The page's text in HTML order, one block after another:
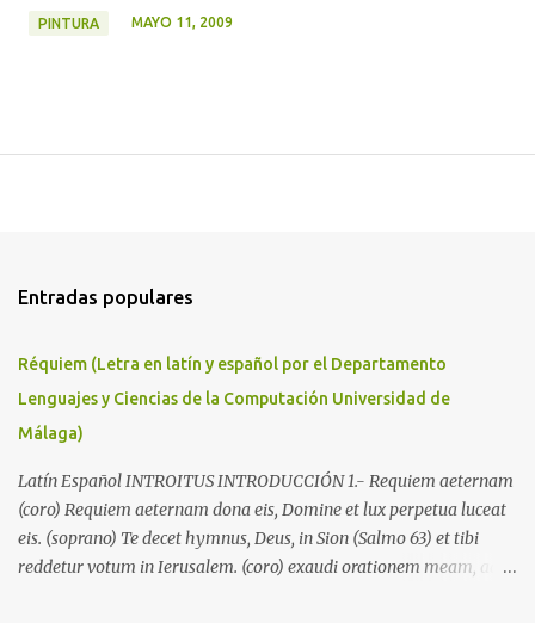
PINTURA MAYO 11, 2009
Entradas populares
Réquiem (Letra en latín y español por el Departamento
Lenguajes y Ciencias de la Computación Universidad de
Málaga)
Latín Español INTROITUS INTRODUCCIÓN 1.- Requiem aeternam
(coro) Requiem aeternam dona eis, Domine et lux perpetua luceat
eis. (soprano) Te decet hymnus, Deus, in Sion (Salmo 63) et tibi
reddetur votum in Ierusalem. (coro) exaudi orationem meam, ad te